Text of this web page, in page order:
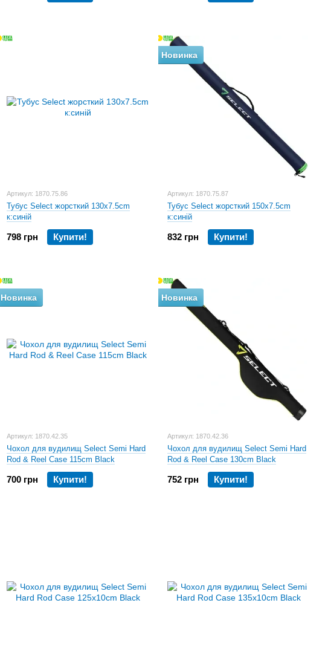
Артикул: 1870.75.86
Тубус Select жорсткий 130х7.5cm
к:синій
798 грн Купити!
Новинка
Артикул: 1870.75.87
Тубус Select жорсткий 150х7.5cm
к:синій
832 грн Купити!
Новинка
Артикул: 1870.42.35
Чохол для вудилищ Select Semi Hard
Rod & Reel Case 115cm Black
700 грн Купити!
Новинка
Артикул: 1870.42.36
Чохол для вудилищ Select Semi Hard
Rod & Reel Case 130cm Black
752 грн Купити!